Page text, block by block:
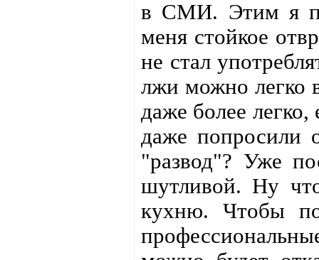
в СМИ. Этим я
меня стойкое
не стал
лжи можно легко
даже более
даже попросили
"развод"? Уже
шутливой. Ну
кухню. Чтобы